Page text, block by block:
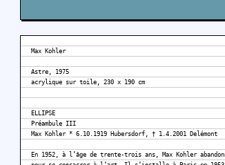
Max Kohler
Astre, 1975
acrylique sur toile, 230 x 190 cm
ELLIPSE
Préambule III
Max Kohler * 6.10.1919 Hubersdorf, † 1.4.2001 Delémont
En 1952, à l’âge de trente-trois ans, Max Kohler